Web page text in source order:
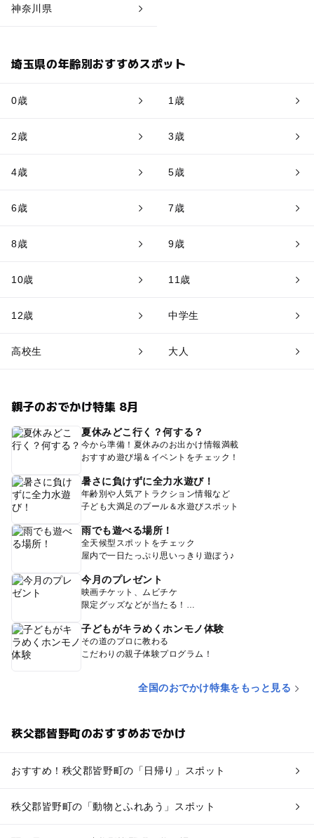
神奈川県
埼玉県の年齢別おすすめスポット
0歳 1歳
2歳 3歳
4歳 5歳
6歳 7歳
8歳 9歳
10歳 11歳
12歳 中学生
高校生 大人
親子のおでかけ特集 8月
夏休みどこ行く？何する？
今から準備！夏休みのお出かけ情報満載
おすすめ遊び場＆イベントをチェック！
暑さに負けずに全力水遊び！
年齢別や人気アトラクション情報など
子ども大満足のプール＆水遊びスポット
雨でも遊べる場所！
全天候型スポットをチェック
屋内で一日たっぷり思いっきり遊ぼう♪
今月のプレゼント
映画チケット、ムビチケ
限定グッズなどが当たる！
子どもがキラめくホンモノ体験
その道のプロに教わる
こだわりの親子体験プログラム！
全国のおでかけ特集をもっと見る
秩父郡皆野町のおすすめおでかけ
おすすめ！秩父郡皆野町の「日帰り」スポット
秩父郡皆野町の「動物とふれあう」スポット